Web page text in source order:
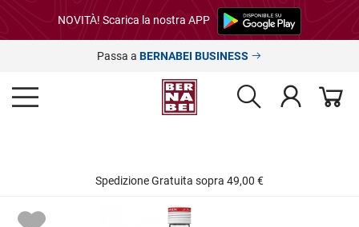
NOVITÀ! Scarica la nostra APP
Passa a BERNABEI BUSINESS
Spedizione Gratuita sopra 49,00 €